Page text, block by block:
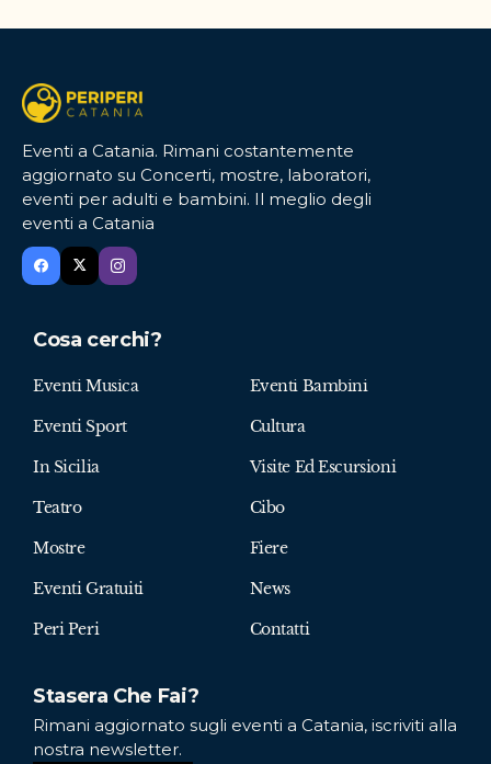
Eventi a Catania. Rimani costantemente
aggiornato su Concerti, mostre, laboratori,
eventi per adulti e bambini. Il meglio degli
eventi a Catania
Cosa cerchi?
Eventi Musica Eventi Bambini
Eventi Sport Cultura
In Sicilia Visite Ed Escursioni
Teatro Cibo
Mostre Fiere
Eventi Gratuiti News
Peri Peri Contatti
Stasera Che Fai?
Rimani aggiornato sugli eventi a Catania, iscriviti alla
nostra newsletter.